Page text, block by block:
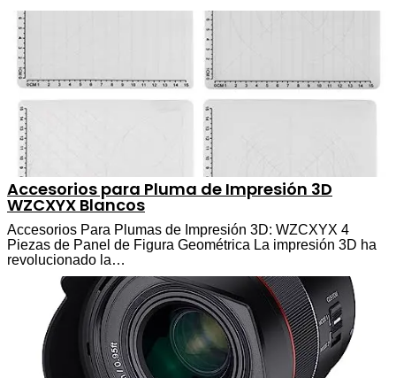
Accesorios para Pluma de Impresión 3D
WZCXYX Blancos
Accesorios Para Plumas de Impresión 3D: WZCXYX 4
Piezas de Panel de Figura Geométrica La impresión 3D ha
revolucionado la…